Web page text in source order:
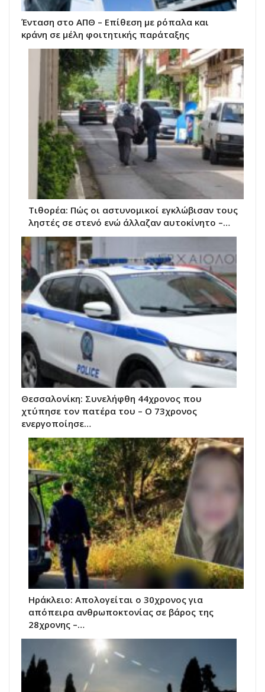
Ένταση στο ΑΠΘ – Επίθεση με ρόπαλα και
κράνη σε μέλη φοιτητικής παράταξης
Τιθορέα: Πώς οι αστυνομικοί εγκλώβισαν τους
ληστές σε στενό ενώ άλλαζαν αυτοκίνητο –…
Θεσσαλονίκη: Συνελήφθη 44χρονος που
χτύπησε τον πατέρα του – Ο 73χρονος
ενεργοποίησε…
Ηράκλειο: Απολογείται ο 30χρονος για
απόπειρα ανθρωποκτονίας σε βάρος της
28χρονης –…